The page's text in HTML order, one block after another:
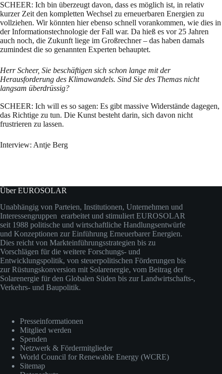
SCHEER: Ich bin überzeugt davon, dass es möglich ist, in relativ
kurzer Zeit den kompletten Wechsel zu erneuerbaren Energien zu
vollziehen. Wir könnten hier ebenso schnell vorankommen, wie dies in
der Informationstechnologie der Fall war. Da hieß es vor 25 Jahren
auch noch, die Zukunft liege im Großrechner – das haben damals
zumindest die so genannten Experten behauptet.
Herr Scheer, Sie beschäftigen sich schon lange mit der
Herausforderung des Klimawandels. Sind Sie des Themas nicht
langsam überdrüssig?
SCHEER: Ich will es so sagen: Es gibt massive Widerstände dagegen,
das Richtige zu tun. Die Kunst besteht darin, sich davon nicht
frustrieren zu lassen.
Interview: Antje Berg
Über EUROSOLAR
Unabhängig von Parteien, Institutionen, Unternehmen und
Interessengruppen erarbeitet und stimuliert EUROSOLAR
seit 1988 politische und wirtschaftliche Handlungsentwürfe
und Konzeptionen zur Einführung Erneuerbarer Energien.
Dies reicht von Markteinführungsstrategien bis zu
Vorschlägen für die weitere Forschungs- und
Entwicklungspolitik, von steuerpolitischen Förderungen bis
zur Rüstungskonversion mit Solarenergie, vom Beitrag der
Solarenergie für den Globalen Süden bis zur Landwirtschafts-,
Verkehrs- und Baupolitik.
Presseinformationen
Mitglied werden
Spenden
Netzwerk & Fördermitglieder
World Council for Renewable Energy (WCRE)
Sitemap